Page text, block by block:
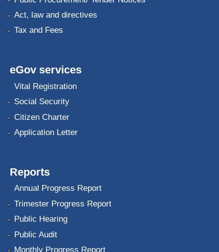
Act, law and directives
Tax and Fees
eGov services
Vital Registration
Social Security
Citizen Charter
Application Letter
Reports
Annual Progress Report
Trimester Progress Report
Public Hearing
Public Audit
Monthly Progress Report